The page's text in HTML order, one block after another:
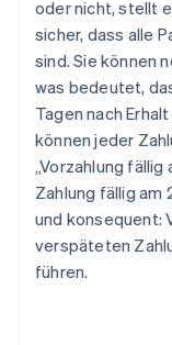
oder nicht, stellt
sicher, dass alle
sind. Sie können
was bedeutet,
Tagen nach
können jeder
„Vorzahlung
Zahlung fällig am
und konsequent:
verspäteten
führen.